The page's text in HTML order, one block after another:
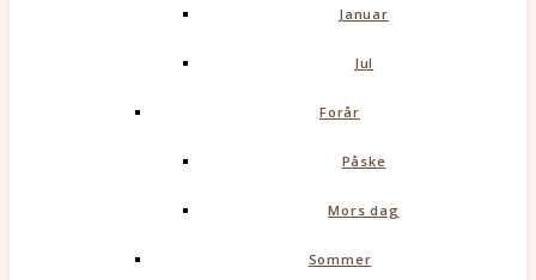
Januar
Jul
Forår
Påske
Mors dag
Sommer